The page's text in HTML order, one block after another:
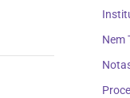
Nem